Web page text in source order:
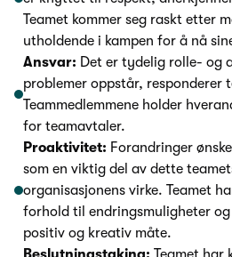
Teamet kommer seg raskt etter
utholdende i kampen for å nå
Ansvar: Det er tydelig rolle- og
problemer oppstår, responderer
Teammedlemmene holder
for teamavtaler.
Proaktivitet: Forandringer
som en viktig del av dette
organisasjonens virke. Teamet
forhold til endringsmuligheter
positiv og kreativ måte.